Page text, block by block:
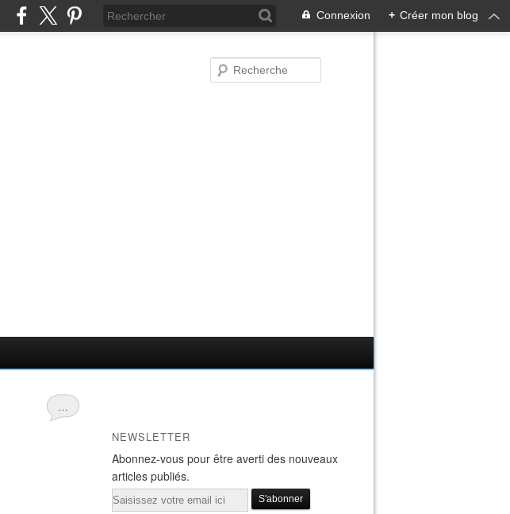
Connexion + Créer mon blog
…
NEWSLETTER
Abonnez-vous pour être averti des nouveaux
articles publiés.
Email